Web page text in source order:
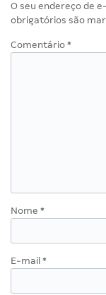
O seu endereço de
obrigatórios são
Comentário *
Nome *
E-mail *